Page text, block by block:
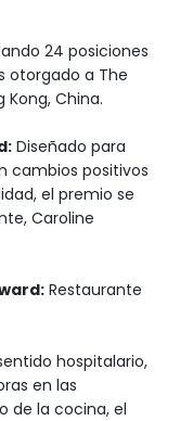
24 posiciones
otorgado a The
China.
Diseñado para
cambios positivos
el premio se
Caroline
Restaurante
hospitalario,
en las
de la cocina, el